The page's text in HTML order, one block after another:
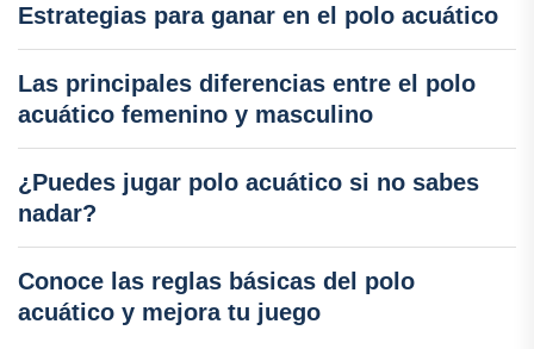
Estrategias para ganar en el polo acuático
Las principales diferencias entre el polo
acuático femenino y masculino
¿Puedes jugar polo acuático si no sabes
nadar?
Conoce las reglas básicas del polo
acuático y mejora tu juego